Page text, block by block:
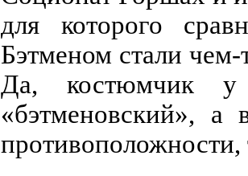
для которого
Бэтменом стали чем-
Да, костюмчик у
«бэтменовский»,
противоположности,